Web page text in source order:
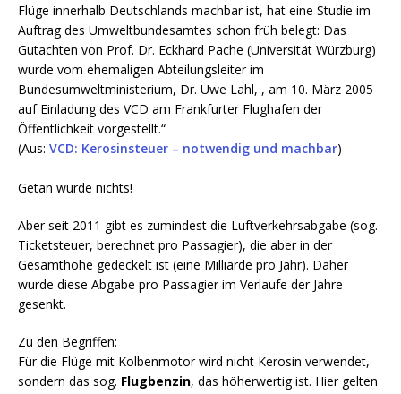
Flüge innerhalb Deutschlands machbar ist, hat eine Studie im
Auftrag des Umweltbundesamtes schon früh belegt: Das
Gutachten von Prof. Dr. Eckhard Pache (Universität Würzburg)
wurde vom ehemaligen Abteilungsleiter im
Bundesumweltministerium, Dr. Uwe Lahl, , am 10. März 2005
auf Einladung des VCD am Frankfurter Flughafen der
Öffentlichkeit vorgestellt.“
(Aus: VCD: Kerosinsteuer – notwendig und machbar)
Getan wurde nichts!
Aber seit 2011 gibt es zumindest die Luftverkehrsabgabe (sog.
Ticketsteuer, berechnet pro Passagier), die aber in der
Gesamthöhe gedeckelt ist (eine Milliarde pro Jahr). Daher
wurde diese Abgabe pro Passagier im Verlaufe der Jahre
gesenkt.
Zu den Begriffen:
Für die Flüge mit Kolbenmotor wird nicht Kerosin verwendet,
sondern das sog. Flugbenzin, das höherwertig ist. Hier gelten